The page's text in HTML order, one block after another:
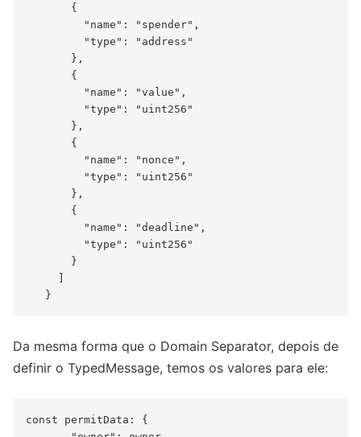
       {
         "name": "spender",
         "type": "address"
       },
       {
         "name": "value",
         "type": "uint256"
       },
       {
         "name": "nonce",
         "type": "uint256"
       },
       {
         "name": "deadline",
         "type": "uint256"
       }
Da mesma forma que o Domain Separator, depois de
definir o TypedMessage, temos os valores para ele:
const permitData: {